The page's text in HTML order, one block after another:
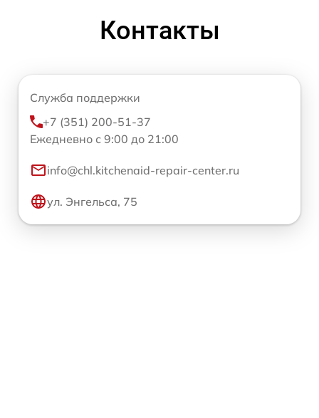
Контакты
Служба поддержки
+7 (351) 200-51-37
Ежедневно с 9:00 до 21:00
info@chl.kitchenaid-repair-center.ru
ул. Энгельса, 75